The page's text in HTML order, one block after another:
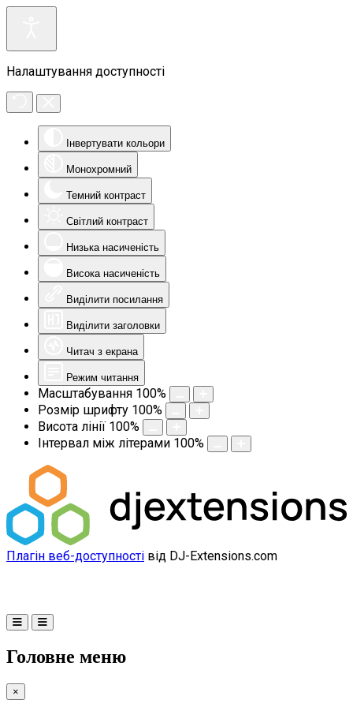
Налаштування доступності
Інвертувати кольори
Монохромний
Темний контраст
Світлий контраст
Низька насиченість
Висока насиченість
Виділити посилання
Виділити заголовки
Читач з екрана
Режим читання
Масштабування 100%
Розмір шрифту 100%
Висота лінії 100%
Інтервал між літерами 100%
Плагін веб-доступності від DJ-Extensions.com
Головне меню
×